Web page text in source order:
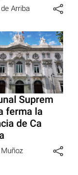
Arriba
Suprem
ferma la
de Ca